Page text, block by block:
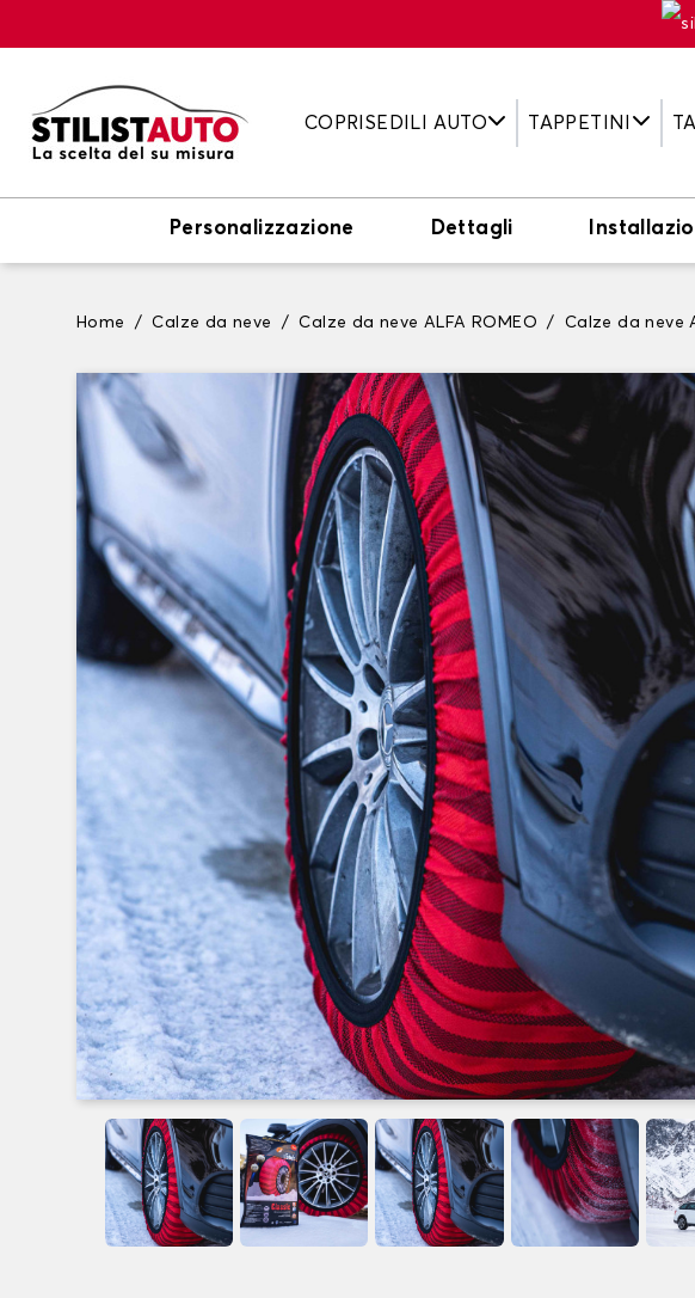
COPRISEDILI AUTO TAPPETINI
Personalizzazione Dettagli
Home Calze da neve Calze da neve ALFA ROMEO Calze da neve